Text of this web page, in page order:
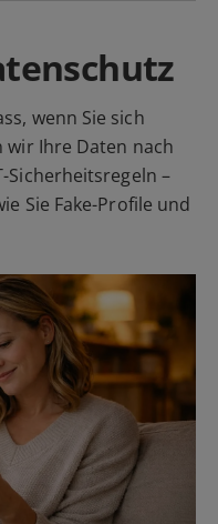
wenn Sie sich
Ihre Daten nach
Sicherheitsregeln –
Sie Fake-Profile und